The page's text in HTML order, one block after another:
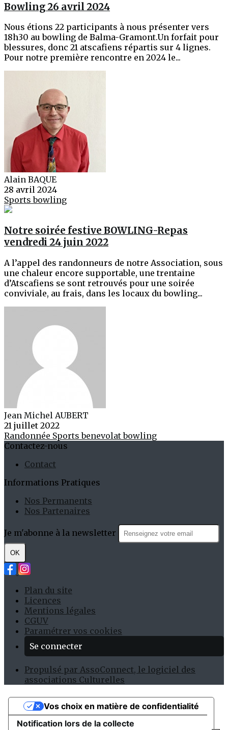
Bowling 26 avril 2024
Nous étions 22 participants à nous présenter vers
18h30 au bowling de Balma-Gramont.Un forfait pour
blessures, donc 21 atscafiens répartis sur 4 lignes.
Pour notre première rencontre en 2024 le...
Alain BAQUE
28 avril 2024
Sportsbowling
Notre soirée festive BOWLING-Repas
vendredi 24 juin 2022
A l’appel des randonneurs de notre Association, sous
une chaleur encore supportable, une trentaine
d’Atscafiens se sont retrouvés pour une soirée
conviviale, au frais, dans les locaux du bowling...
Jean Michel AUBERT
21 juillet 2022
Randonnée Sportsbenevolatbowling
Contactez-nous
Contact
Informations Pratiques
Nos Permanents
Nos Partenaires
Je m'abonne à la newsletter
OK
Plan du site
Licences
Mentions légales
CGUV
Paramétrer vos cookies
Se connecter
Propulsé par AssoConnect, le logiciel des
associations Culturelles
Notification lors de la collecte
Vos choix en matière de confidentialité